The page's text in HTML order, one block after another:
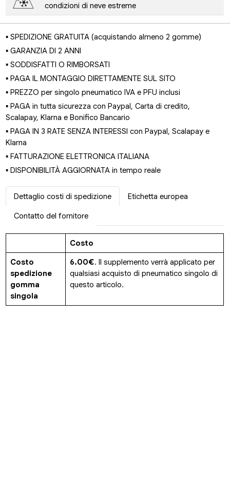
condizioni di neve estreme
▪ SPEDIZIONE GRATUITA (acquistando almeno 2 gomme)
▪ GARANZIA DI 2 ANNI
▪ SODDISFATTI O RIMBORSATI
▪ PAGA IL MONTAGGIO DIRETTAMENTE SUL SITO
▪ PREZZO per singolo pneumatico IVA e PFU inclusi
▪ PAGA in tutta sicurezza con Paypal, Carta di credito,
Scalapay, Klarna e Bonifico Bancario
▪ PAGA IN 3 RATE SENZA INTERESSI con Paypal, Scalapay e
Klarna
▪ FATTURAZIONE ELETTRONICA ITALIANA
▪ DISPONIBILITÀ AGGIORNATA in tempo reale
Dettaglio costi di spedizione Etichetta europea
Contatto del fornitore
Costo
Costo
spedizione
gomma
singola
6.00€. Il supplemento verrà applicato per
qualsiasi acquisto di pneumatico singolo di
questo articolo.